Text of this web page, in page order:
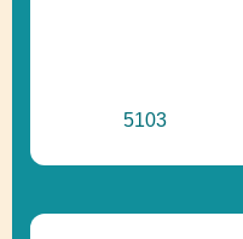
5103